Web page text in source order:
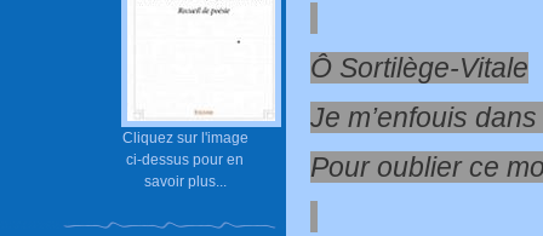
Cliquez sur l'image
ci-dessus pour en
savoir plus...
Ô Sortilège-Vitale
Je m’enfouis
Pour oublier ce